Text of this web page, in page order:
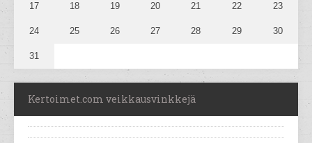
17 18 19 20 21 22 23
24 25 26 27 28 29 30
31
Kertoimet.com veikkausvinkkejä